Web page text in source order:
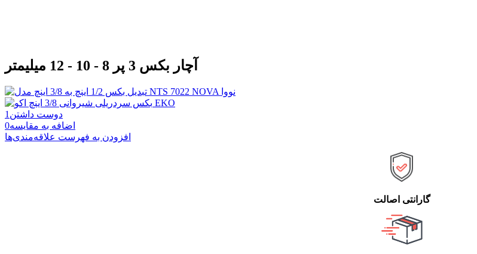
آچار بکس 3 پر 8 - 10 - 12 میلیمتر
دوست داشتن 1
اضافه به مقایسه0
افزودن به فهرست علاقه‌مندی‌ها
گارانتی اصالت